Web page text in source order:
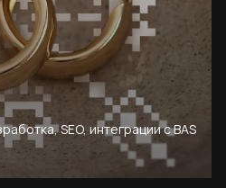
SEO, интеграции с BAS